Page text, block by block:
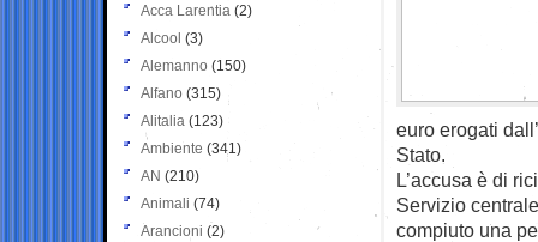
euro erogati
Stato.
L’accusa è di
Servizio
compiuto una
Acca Larentia (2)
Alcool (3)
Alemanno (150)
Alfano (315)
Alitalia (123)
Ambiente (341)
AN (210)
Animali (74)
Arancioni (2)